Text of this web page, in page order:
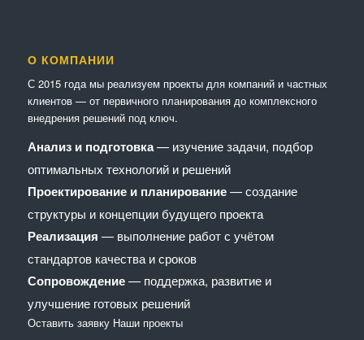
О КОМПАНИИ
С 2015 года мы реализуем проекты для компаний и частных
клиентов — от первичного планирования до комплексного
внедрения решений под ключ.
Анализ и подготовка— изучение задачи, подбор
оптимальных технологий и решений
Проектирование и планирование— создание
структуры и концепции будущего проекта
Реализация — выполнение работ с учётом
стандартов качества и сроков
Сопровождение— поддержка, развитие и
улучшение готовых решений
Оставить заявку Наши проекты